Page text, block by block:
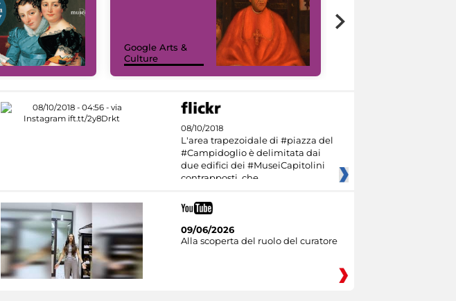
Google Arts &
Culture
08/10/2018
L'area trapezoidale di #piazza del
#Campidoglio è delimitata dai
due edifici dei #MuseiCapitolini
contrapposti, che
09/06/2026
Alla scoperta del ruolo del curatore